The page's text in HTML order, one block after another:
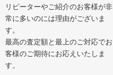
リピーターやご紹介のお客様が非
常に多いのには理由がございま
す。
最高の査定額と最上のご対応でお
客様のご期待にお応えいたしま
す。